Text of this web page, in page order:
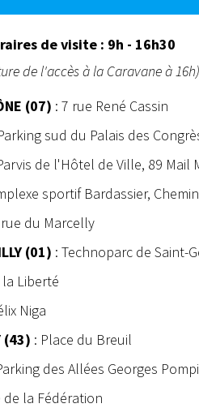
de visite : 9h - 16h30
de l'accès à la Caravane à 16h)
(07) : 7 rue René Cassin
sud du Palais des
de l'Hôtel de Ville, 89 Mail
sportif Bardassier,
du Marcelly
(01) : Technoparc de Saint-
Liberté
Niga
(43) : Place du Breuil
des Allées Georges
de la Fédération